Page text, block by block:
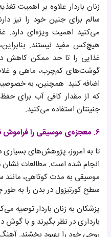
زنان باردار علاوه بر اهمیت
سالم برای جنین خود را نیز
می‌کنید اهمیت ویژه‌ای دارد.
هیچ‌کس مفید نیستند.
غذایی را تا حد ممکن کاهش
گوشت‌های کم‌چرب، ماهی و
اضافه کنید. همچنین، به
که از مقدار کافی آب برای
جنینتان استفاده می‌کنید.
۶. معجزه‌ی موسیقی را فراموش نکنید!
تا به امروز، پژوهش‌های
انجام شده است. مطالعات نشان
موسیقی به مدت کوتاهی، مانند
سطح کورتیزول در بدن را به
پزشکان به زنان باردار توصیه
بارداری در نظر بگیرند و با